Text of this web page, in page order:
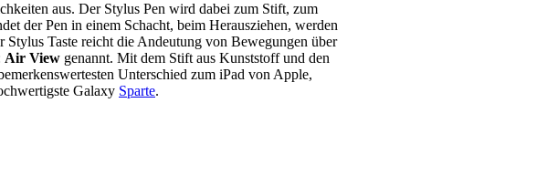
aus. Der Stylus Pen wird dabei zum Stift, zum
der Pen in einem Schacht, beim Herausziehen, werden
Taste reicht die Andeutung von Bewegungen über
Air View genannt. Mit dem Stift aus Kunststoff und den
Unterschied zum iPad von Apple,
Galaxy Sparte.